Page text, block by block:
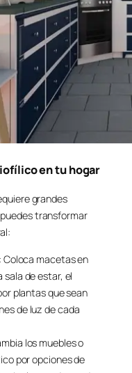
en tu hogar
grandes
transformar
macetas en
de estar, el
plantas que sean
de luz de cada
los muebles o
por opciones de